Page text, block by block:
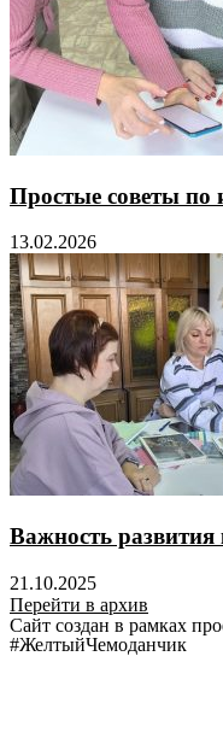
Простые советы по
13.02.2026
Важность
21.10.2025
Перейти в архив
Сайт создан в рамках
#ЖелтыйЧемоданчик